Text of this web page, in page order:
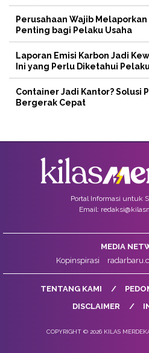
Perusahaan Wajib
Penting bagi Pelaku Usaha
Laporan Emisi Karbon Jadi
Ini yang Perlu Diketahui
Container Jadi Kantor? Solusi
Bergerak Cepat
Portal Informasi untuk
Email:
MEDIA
Kopinspirasi
TENTANG KAMI
DISCLAIMER
COPYRIGHT © 2026 KILAS